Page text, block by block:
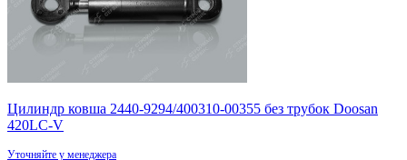
Цилиндр ковша 2440-9294/400310-00355 без трубок Doosan
420LC-V
Уточняйте у менеджера